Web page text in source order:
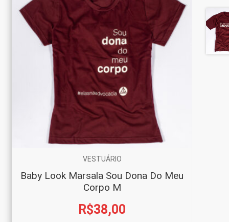
VESTUÁRIO
Baby Look Marsala Sou Dona Do Meu
Corpo M
R$38,00